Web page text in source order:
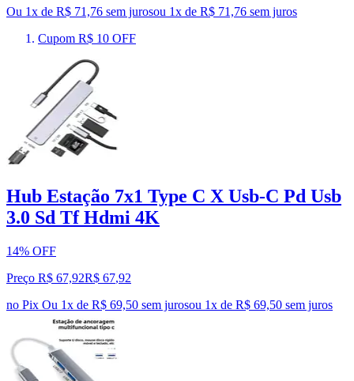
Ou 1x de R$ 71,76 sem jurosou 1x de R$ 71,76 sem juros
Cupom R$ 10 OFF
Hub Estação 7x1 Type C X Usb-C Pd Usb
3.0 Sd Tf Hdmi 4K
14% OFF
Preço R$ 67,92R$ 67,92
no Pix Ou 1x de R$ 69,50 sem jurosou 1x de R$ 69,50 sem juros